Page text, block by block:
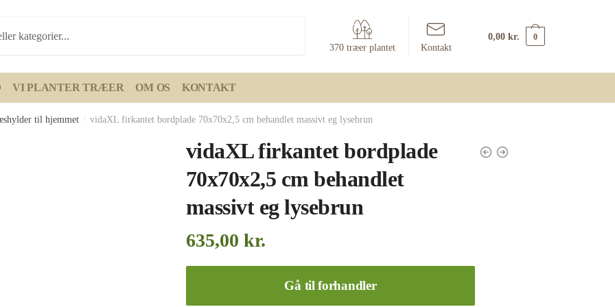
370 træer plantet Kontakt
0,00 kr. 0
VI PLANTER TRÆER OM OS KONTAKT
til hjemmet vidaXL firkantet bordplade 70x70x2,5 cm behandlet massivt eg lysebrun
vidaXL firkantet bordplade
70x70x2,5 cm behandlet
massivt eg lysebrun
635,00 kr.
Gå til forhandler